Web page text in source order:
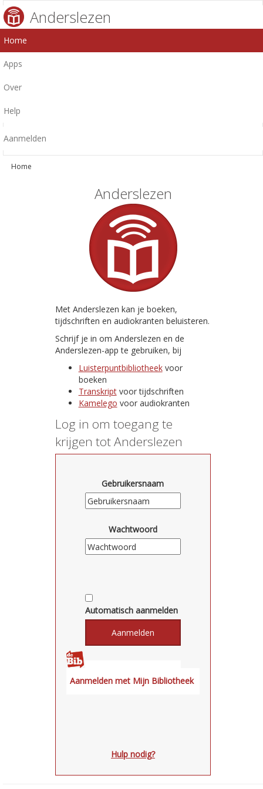
Anderslezen
Home
Apps
Over
Help
Aanmelden
Home
Anderslezen
Met Anderslezen kan je boeken,
tijdschriften en audiokranten beluisteren.
Schrijf je in om Anderslezen en de
Anderslezen-app te gebruiken, bij
Luisterpuntbibliotheekvoor
boeken
Transkriptvoor tijdschriften
Kamelego voor audiokranten
Log in om toegang te
krijgen tot Anderslezen
Gebruikersnaam
Wachtwoord
Automatisch aanmelden
Hulp nodig?